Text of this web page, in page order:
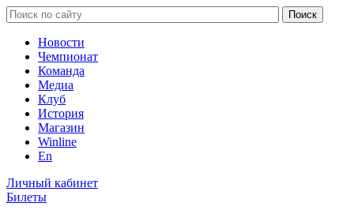
Новости
Чемпионат
Команда
Медиа
Клуб
История
Магазин
Winline
En
Личный кабинет
Билеты